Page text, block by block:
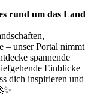
rund um das Land
– unser Portal nimmt
spannende
Einblicke
dich inspirieren und